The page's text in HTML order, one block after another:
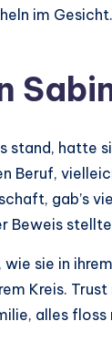
im
stand, hatte
Beruf,
gab’s
Beweis
sie in
Kreis.
alles